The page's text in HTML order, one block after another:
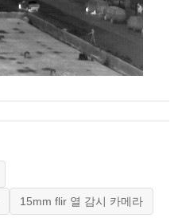
15mm flir 열 감시 카메라